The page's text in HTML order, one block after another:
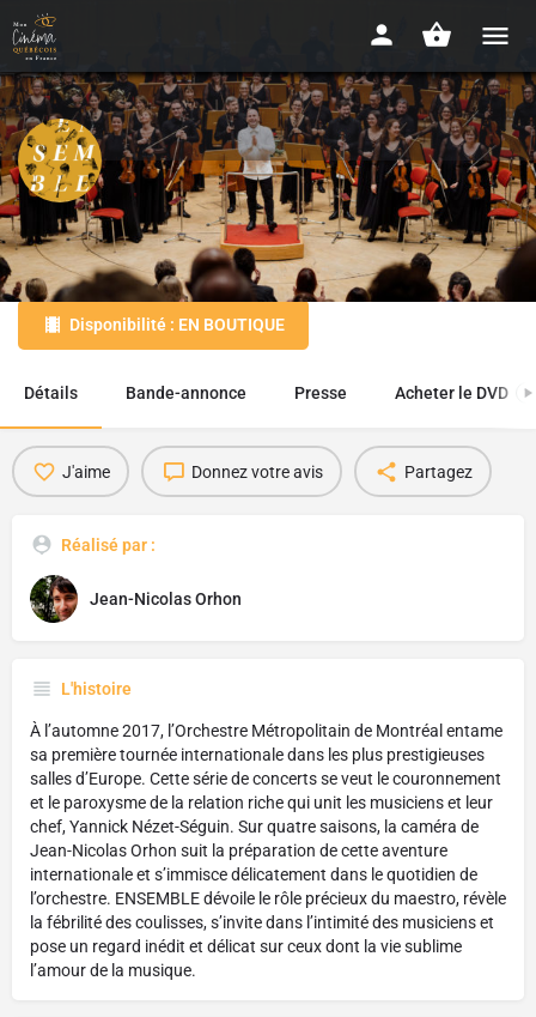
Ensemble
2018 - 1h32
Disponibilité : EN BOUTIQUE
Détails Bande-annonce Presse Acheter le DVD 1
J'aime Donnez votre avis Partagez
Réalisé par :
Jean-Nicolas Orhon
L'histoire
À l’automne 2017, l’Orchestre Métropolitain de Montréal entame
sa première tournée internationale dans les plus prestigieuses
salles d’Europe. Cette série de concerts se veut le couronnement
et le paroxysme de la relation riche qui unit les musiciens et leur
chef, Yannick Nézet-Séguin. Sur quatre saisons, la caméra de
Jean-Nicolas Orhon suit la préparation de cette aventure
internationale et s’immisce délicatement dans le quotidien de
l’orchestre. ENSEMBLE dévoile le rôle précieux du maestro, révèle
la fébrilité des coulisses, s’invite dans l’intimité des musiciens et
pose un regard inédit et délicat sur ceux dont la vie sublime
l’amour de la musique.